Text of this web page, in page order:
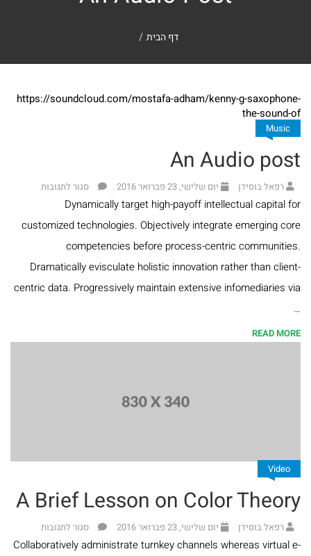
ולבנות
שירות
ספרים
בנושא
אמונה
בנושא
חגים
ספרים
בנושא
ספרים
משלוחים
עגלת
קניות
קטלוג
להורדה
דף הבית
https://soundcloud.com/mostafa-adham/kenny-g-saxophone-
the-sound-of
Music
An Audio post
רפאל בוסידן יום שלישי, 23 פברואר 2016 סגור לתגובות
Dynamically target high-payoff intellectual capital for
customized technologies. Objectively integrate emerging core
competencies before process-centric communities.
Dramatically evisculate holistic innovation rather than client-
centric data. Progressively maintain extensive infomediaries via
…
READ MORE
Video
A Brief Lesson on Color Theory
רפאל בוסידן יום שלישי, 23 פברואר 2016 סגור לתגובות
Collaboratively administrate turnkey channels whereas virtual e-